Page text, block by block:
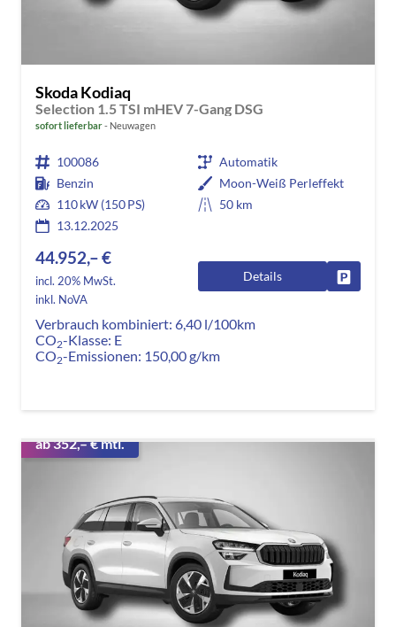
Skoda Kodiaq
Selection 1.5 TSI mHEV 7-Gang DSG
sofort lieferbar Neuwagen
100086
Automatik
Benzin
Moon-Weiß Perleffekt
110 kW (150 PS)
50 km
13.12.2025
44.952,– €
incl. 20% MwSt.
inkl. NoVA
Details
Verbrauch kombiniert: 6,40 l/100km
CO2-Klasse: E
CO2-Emissionen: 150,00 g/km
ab 352,– € mtl.